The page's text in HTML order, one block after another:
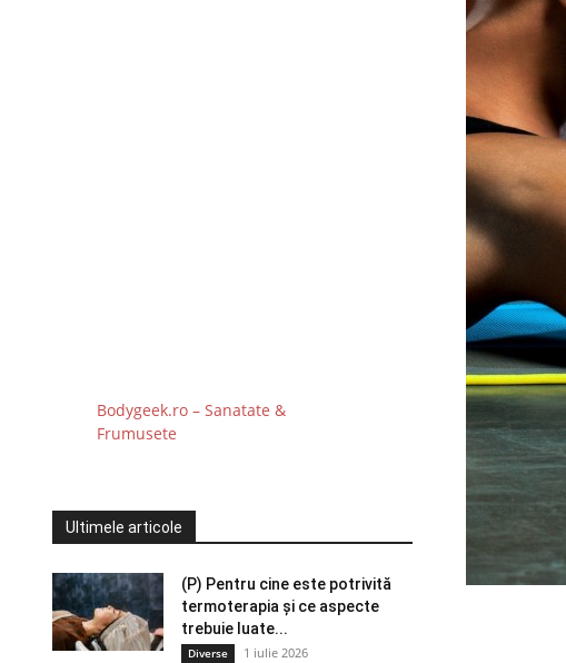
Bodygeek.ro – Sanatate &
Frumusete
Ultimele articole
(P) Pentru cine este potrivită
termoterapia și ce aspecte
trebuie luate...
Diverse 1 iulie 2026